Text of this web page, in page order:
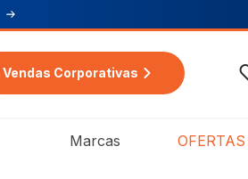
Vendas Corporativas
Marcas OFERTAS